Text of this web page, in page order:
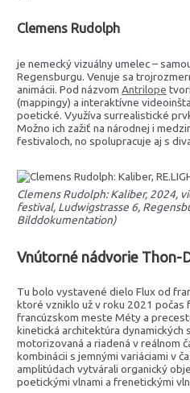
Clemens Rudolph
je nemecký vizuálny umelec –
Regensburgu. Venuje sa
animácii. Pod názvomAntrilope
(mappingy) a interaktívne
poetické. Využíva surrealistické
Možno ich zažiť na národnej i
festivaloch, no spolupracuje aj s
Clemens Rudolph: Kaliber, 2024,
festival, Ludwigstrasse 6,
Bilddokumentation)
Vnútorné nádvorie Thon-
Tu bolo vystavené dielo Flux od
ktoré vzniklo už v roku 2021 počas
francúzskom meste Méty a
kinetická architektúra dynamických
motorizovaná a riadená v reálnom
kombinácii s jemnými variáciami v
amplitúdach vytvárali organický
poetickými vlnami a frenetickými